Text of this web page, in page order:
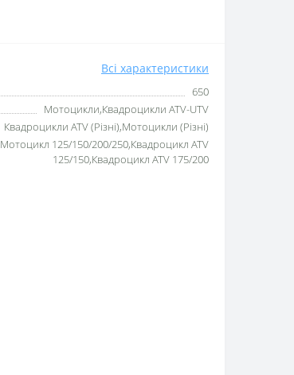
Всі характеристики
650
Мотоцикли,Квадроцикли ATV-UTV
Квадроцикли ATV (Різні),Мотоцикли (Різні)
Мотоцикл 125/150/200/250,Квадроцикл ATV
125/150,Квадроцикл ATV 175/200